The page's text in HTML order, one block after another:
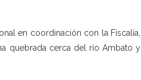
en coordinación con la Fiscalía,
quebrada cerca del río Ambato y